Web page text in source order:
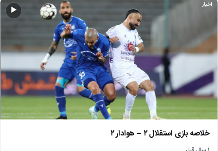
▶
اخبار
​خلاصه بازی استقلال ۲ – هوادار ۲